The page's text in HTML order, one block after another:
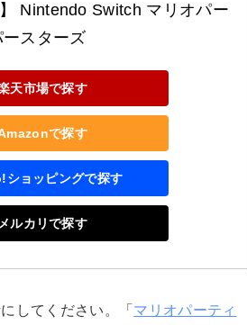
】 Nintendo Switch マリオパー
スターズ
天市場で探す
で探す
ショッピングで探す
メルカリで探す
してください。「 マリオパーティ